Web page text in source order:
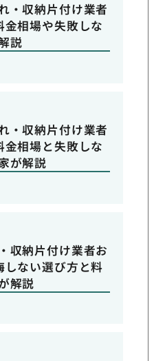
・収納片付け業者
相場や失敗しな
説
・収納片付け業者
相場と失敗しな
が解説
収納片付け業者お
ない選び方と料
解説